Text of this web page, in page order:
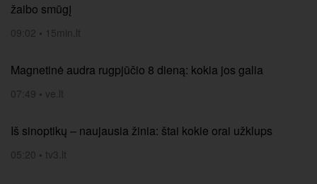
žaibo smūgį
09:02 • 15min.lt
Magnetinė audra rugpjūčio 8 dieną: kokia jos galia
07:49 • ve.lt
Iš sinoptikų – naujausia žinia: štai kokie orai užklups
05:20 • tv3.lt